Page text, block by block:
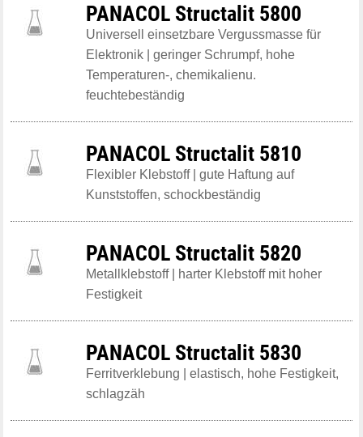
PANACOL Structalit 5800
Universell einsetzbare Vergussmasse für
Elektronik | geringer Schrumpf, hohe
Temperaturen-, chemikalienu.
feuchtebeständig
PANACOL Structalit 5810
Flexibler Klebstoff | gute Haftung auf
Kunststoffen, schockbeständig
PANACOL Structalit 5820
Metallklebstoff | harter Klebstoff mit hoher
Festigkeit
PANACOL Structalit 5830
Ferritverklebung | elastisch, hohe Festigkeit,
schlagzäh